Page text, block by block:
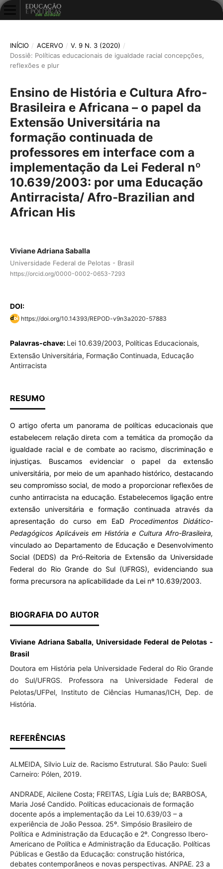
INÍCIO / ACERVO / V. 9 N. 3 (2020) /
Dossiê: Políticas educacionais de igualdade racial concepções,
reflexões e plur
Ensino de História e Cultura Afro-
Brasileira e Africana – o papel da
Extensão Universitária na
formação continuada de
professores em interface com a
implementação da Lei Federal nº
10.639/2003: por uma Educação
Antirracista/ Afro-Brazilian and
African His
Viviane Adriana Saballa
Universidade Federal de Pelotas - Brasil
https://orcid.org/0000-0002-0653-7293
DOI:
https://doi.org/10.14393/REPOD-v9n3a2020-57883
Palavras-chave: Lei 10.639/2003, Políticas Educacionais,
Extensão Universitária, Formação Continuada, Educação
Antirracista
RESUMO
O artigo oferta um panorama de políticas educacionais que
estabelecem relação direta com a temática da promoção da
igualdade racial e de combate ao racismo, discriminação e
injustiças. Buscamos evidenciar o papel da extensão
universitária, por meio de um apanhado histórico, destacando
seu compromisso social, de modo a proporcionar reflexões de
cunho antirracista na educação. Estabelecemos ligação entre
extensão universitária e formação continuada através da
apresentação do curso em EaD Procedimentos Didático-
Pedagógicos Aplicáveis em História e Cultura Afro-Brasileira,
vinculado ao Departamento de Educação e Desenvolvimento
Social (DEDS) da Pró-Reitoria de Extensão da Universidade
Federal do Rio Grande do Sul (UFRGS), evidenciando sua
forma precursora na aplicabilidade da Lei nº 10.639/2003.
BIOGRAFIA DO AUTOR
Viviane Adriana Saballa, Universidade Federal de Pelotas -
Brasil
Doutora em História pela Universidade Federal do Rio Grande
do Sul/UFRGS. Professora na Universidade Federal de
Pelotas/UFPel, Instituto de Ciências Humanas/ICH, Dep. de
História.
REFERÊNCIAS
ALMEIDA, Silvio Luiz de. Racismo Estrutural. São Paulo: Sueli
Carneiro: Pólen, 2019.
ANDRADE, Alcilene Costa; FREITAS, Lígia Luís de; BARBOSA,
Maria José Candido. Políticas educacionais de formação
docente após a implementação da Lei 10.639/03 – a
experiência de João Pessoa. 25º. Simpósio Brasileiro de
Política e Administração da Educação e 2º. Congresso Ibero-
Americano de Política e Administração da Educação. Políticas
Públicas e Gestão da Educação: construção histórica,
debates contemporâneos e novas perspectivas. ANPAE. 23 a